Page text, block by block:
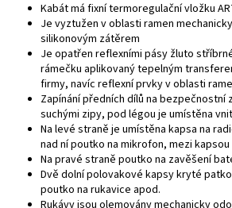
Kabát má fixní termoregulační vložku
Je vyztužen v oblasti ramen
silikonovým zátěrem
Je opatřen reflexními pásy žluto
rámečku aplikovaný tepelným
firmy, navíc reflexní prvky v oblasti
Zapínání předních dílů na
suchými zipy, pod légou je umístěna
Na levé straně je umístěna kapsa na
nad ní poutko na mikrofon, mezi
Na pravé straně poutko na zavěšení
Dvě dolní polovakové kapsy kryté
poutko na rukavice apod.